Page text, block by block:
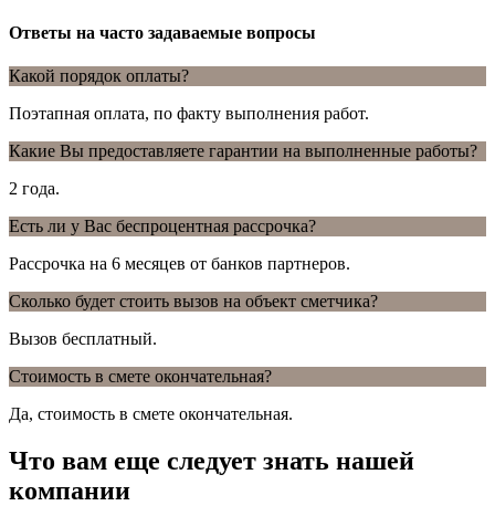
Ответы на часто задаваемые вопросы
Какой порядок оплаты?
Поэтапная оплата, по факту выполнения работ.
Какие Вы предоставляете гарантии на выполненные работы?
2 года.
Есть ли у Вас беспроцентная рассрочка?
Рассрочка на 6 месяцев от банков партнеров.
Сколько будет стоить вызов на объект сметчика?
Вызов бесплатный.
Стоимость в смете окончательная?
Да, стоимость в смете окончательная.
Что вам еще следует знать нашей
компании